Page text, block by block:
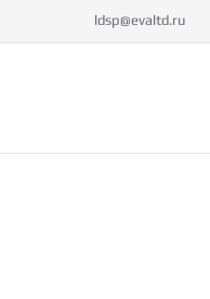
ldsp@evaltd.ru